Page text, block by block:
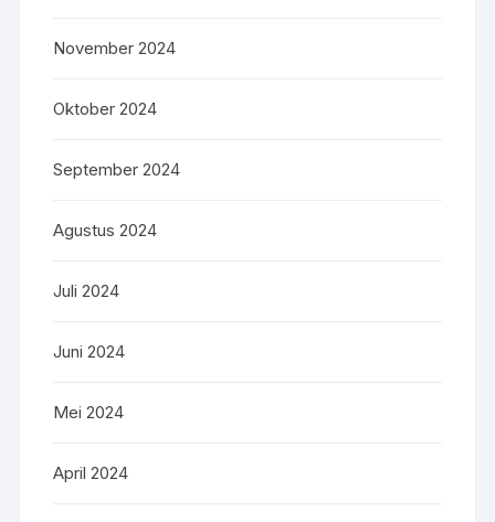
November 2024
Oktober 2024
September 2024
Agustus 2024
Juli 2024
Juni 2024
Mei 2024
April 2024